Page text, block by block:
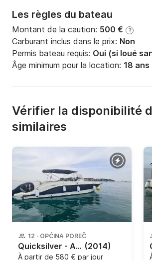
Les règles du bateau
Montant de la caution: 500 € ?
Carburant inclus dans le prix: Non
Permis bateau requis: Oui (si loué
Âge minimum pour la location: 18 ans
Vérifier la disponibilité
similaires
12 · OPĆINA POREČ
Quicksilver - Activ 805 Open (2014)
À partir de 580 € par jour